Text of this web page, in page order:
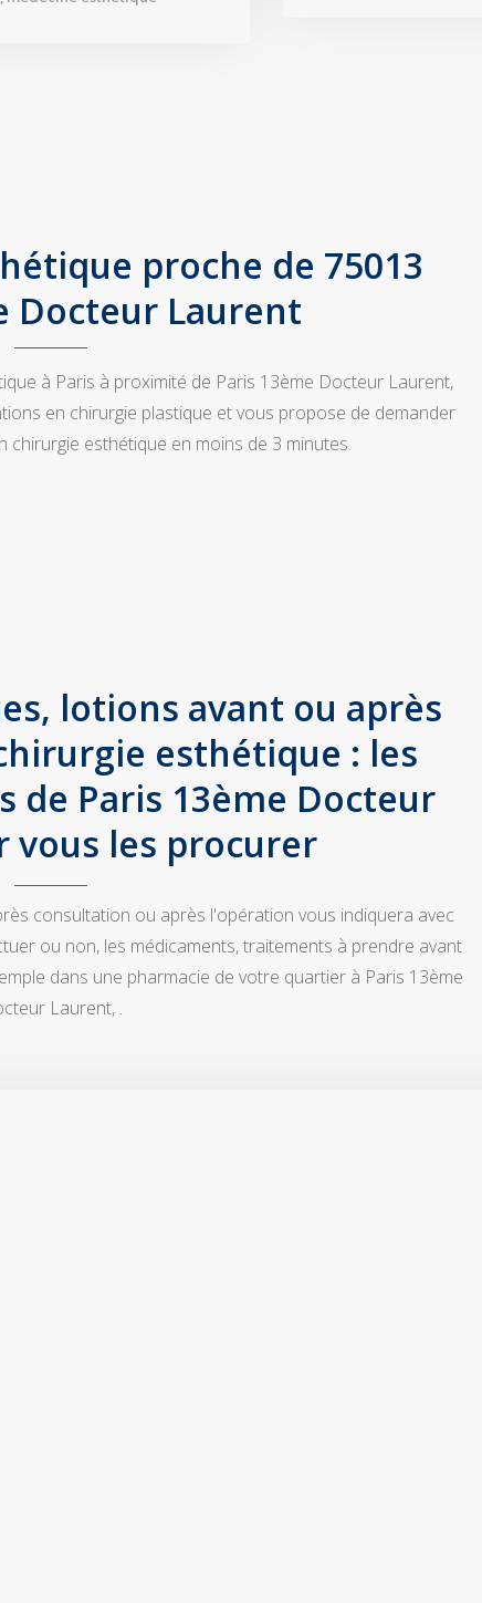
proche de 75013
Docteur Laurent
à Paris à proximité de Paris 13ème Docteur Laurent,
en chirurgie plastique et vous propose de demander
esthétique en moins de 3 minutes.
lotions avant ou après
esthétique : les
de Paris 13ème Docteur
vous les procurer
consultation ou après l'opération vous indiquera avec
ou non, les médicaments, traitements à prendre avant
dans une pharmacie de votre quartier à Paris 13ème
Laurent, .